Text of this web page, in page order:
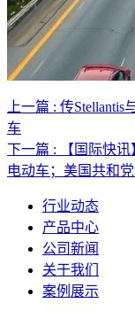
上一篇 : 传
车
下一篇 : 【国际快讯
电动车；美国共和
行业动态
产品中心
公司新闻
关于我们
案例展示